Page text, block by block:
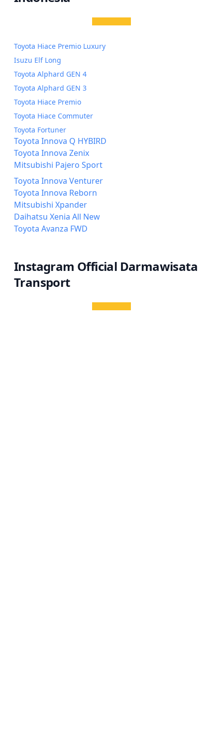
Toyota Hiace Premio Luxury
Isuzu Elf Long
Toyota Alphard GEN 4
Toyota Alphard GEN 3
Toyota Hiace Premio
Toyota Hiace Commuter
Toyota Fortuner
Toyota Innova Q HYBIRD
Toyota Innova Zenix
Mitsubishi Pajero Sport
Toyota Innova Venturer
Toyota Innova Reborn
Mitsubishi Xpander
Daihatsu Xenia All New
Toyota Avanza FWD
Instagram Official Darmawisata
Transport